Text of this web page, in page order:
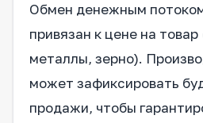
Обмен денежным
привязан к цене на товар
металлы, зерно).
может зафиксировать
продажи, чтобы